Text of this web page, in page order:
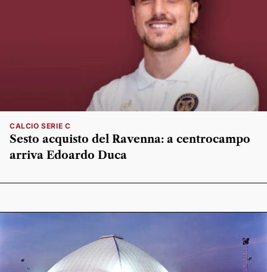
CALCIO SERIE C
Sesto acquisto del Ravenna: a centrocampo
arriva Edoardo Duca